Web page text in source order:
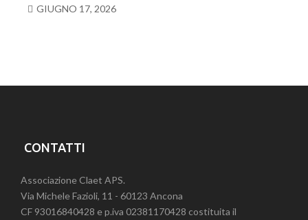
GIUGNO 17, 2026
CONTATTI
Associazione Claet APS.
Via Michele Fazioli, 11 - 60123 Ancona
CF 93016840428 e p.iva 02381170428 costituita il